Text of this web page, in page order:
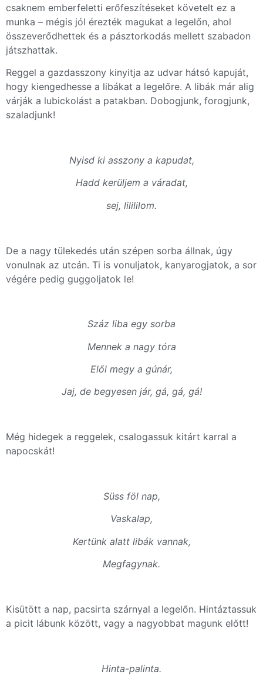
csaknem emberfeletti erőfeszítéseket követelt ez a
munka – mégis jól érezték magukat a legelőn, ahol
összeverődhettek és a pásztorkodás mellett szabadon
játszhattak.
Reggel a gazdasszony kinyitja az udvar hátsó kapuját,
hogy kiengedhesse a libákat a legelőre. A libák már alig
várják a lubickolást a patakban. Dobogjunk, forogjunk,
szaladjunk!
Nyisd ki asszony a kapudat,
Hadd kerüljem a váradat,
sej, lilililom.
De a nagy tülekedés után szépen sorba állnak, úgy
vonulnak az utcán. Ti is vonuljatok, kanyarogjatok, a sor
végére pedig guggoljatok le!
Száz liba egy sorba
Mennek a nagy tóra
Elől megy a gúnár,
Jaj, de begyesen jár, gá, gá, gá!
Még hidegek a reggelek, csalogassuk kitárt karral a
napocskát!
Süss föl nap,
Vaskalap,
Kertünk alatt libák vannak,
Megfagynak.
Kisütött a nap, pacsirta szárnyal a legelőn. Hintáztassuk
a picit lábunk között, vagy a nagyobbat magunk előtt!
Hinta-palinta.